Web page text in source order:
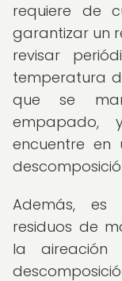
requiere de
garantizar un
revisar
temperatura
que se
encuentre
Además, es
residuos de
la